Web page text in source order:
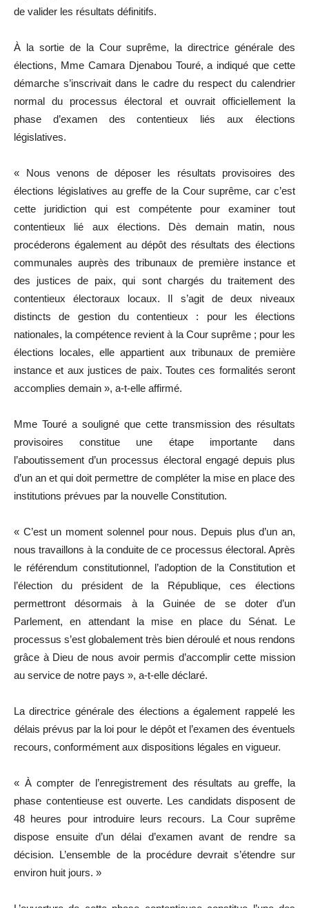
de valider les résultats définitifs.
À la sortie de la Cour suprême, la directrice générale des
élections, Mme Camara Djenabou Touré, a indiqué que cette
démarche s’inscrivait dans le cadre du respect du calendrier
normal du processus électoral et ouvrait officiellement la
phase d’examen des contentieux liés aux élections
législatives.
« Nous venons de déposer les résultats provisoires des
élections législatives au greffe de la Cour suprême, car c’est
cette juridiction qui est compétente pour examiner tout
contentieux lié aux élections. Dès demain matin, nous
procéderons également au dépôt des résultats des élections
communales auprès des tribunaux de première instance et
des justices de paix, qui sont chargés du traitement des
contentieux électoraux locaux. Il s’agit de deux niveaux
distincts de gestion du contentieux : pour les élections
nationales, la compétence revient à la Cour suprême ; pour les
élections locales, elle appartient aux tribunaux de première
instance et aux justices de paix. Toutes ces formalités seront
accomplies demain », a-t-elle affirmé.
Mme Touré a souligné que cette transmission des résultats
provisoires constitue une étape importante dans
l’aboutissement d’un processus électoral engagé depuis plus
d’un an et qui doit permettre de compléter la mise en place des
institutions prévues par la nouvelle Constitution.
« C’est un moment solennel pour nous. Depuis plus d’un an,
nous travaillons à la conduite de ce processus électoral. Après
le référendum constitutionnel, l’adoption de la Constitution et
l’élection du président de la République, ces élections
permettront désormais à la Guinée de se doter d’un
Parlement, en attendant la mise en place du Sénat. Le
processus s’est globalement très bien déroulé et nous rendons
grâce à Dieu de nous avoir permis d’accomplir cette mission
au service de notre pays », a-t-elle déclaré.
La directrice générale des élections a également rappelé les
délais prévus par la loi pour le dépôt et l’examen des éventuels
recours, conformément aux dispositions légales en vigueur.
« À compter de l’enregistrement des résultats au greffe, la
phase contentieuse est ouverte. Les candidats disposent de
48 heures pour introduire leurs recours. La Cour suprême
dispose ensuite d’un délai d’examen avant de rendre sa
décision. L’ensemble de la procédure devrait s’étendre sur
environ huit jours. »